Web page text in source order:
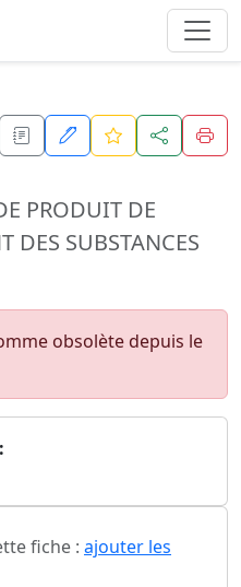
PRODUIT DE
DES SUBSTANCES
obsolète depuis le
fiche : ajouter les